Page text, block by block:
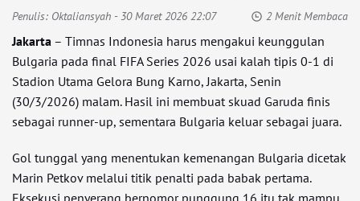
Penulis: Oktaliansyah - 30 Maret 2026 22:07 2 Menit Membaca
Jakarta – Timnas Indonesia harus mengakui keunggulan
Bulgaria pada final FIFA Series 2026 usai kalah tipis 0-1 di
Stadion Utama Gelora Bung Karno, Jakarta, Senin
(30/3/2026) malam. Hasil ini membuat skuad Garuda finis
sebagai runner-up, sementara Bulgaria keluar sebagai juara.
Gol tunggal yang menentukan kemenangan Bulgaria dicetak
Marin Petkov melalui titik penalti pada babak pertama.
Eksekusi penyerang bernomor punggung 16 itu tak mampu